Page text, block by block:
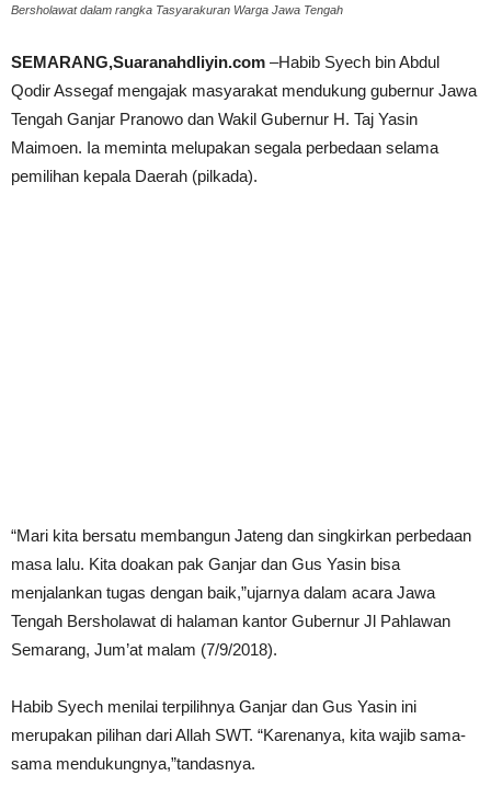
Bersholawat dalam rangka Tasyarakuran Warga Jawa Tengah
SEMARANG,Suaranahdliyin.com –Habib Syech bin Abdul
Qodir Assegaf mengajak masyarakat mendukung gubernur Jawa
Tengah Ganjar Pranowo dan Wakil Gubernur H. Taj Yasin
Maimoen. Ia meminta melupakan segala perbedaan selama
pemilihan kepala Daerah (pilkada).
“Mari kita bersatu membangun Jateng dan singkirkan perbedaan
masa lalu. Kita doakan pak Ganjar dan Gus Yasin bisa
menjalankan tugas dengan baik,”ujarnya dalam acara Jawa
Tengah Bersholawat di halaman kantor Gubernur Jl Pahlawan
Semarang, Jum’at malam (7/9/2018).
Habib Syech menilai terpilihnya Ganjar dan Gus Yasin ini
merupakan pilihan dari Allah SWT. “Karenanya, kita wajib sama-
sama mendukungnya,”tandasnya.